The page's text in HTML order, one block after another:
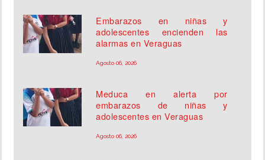
Embarazos en niñas y
adolescentes encienden las
alarmas en Veraguas
Agosto 06, 2026
Meduca en alerta por
embarazos de niñas y
adolescentes en Veraguas
Agosto 06, 2026